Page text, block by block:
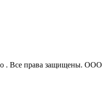
. Все права защищены. ООО